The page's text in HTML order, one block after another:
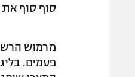
סוף סוף
פעמים.